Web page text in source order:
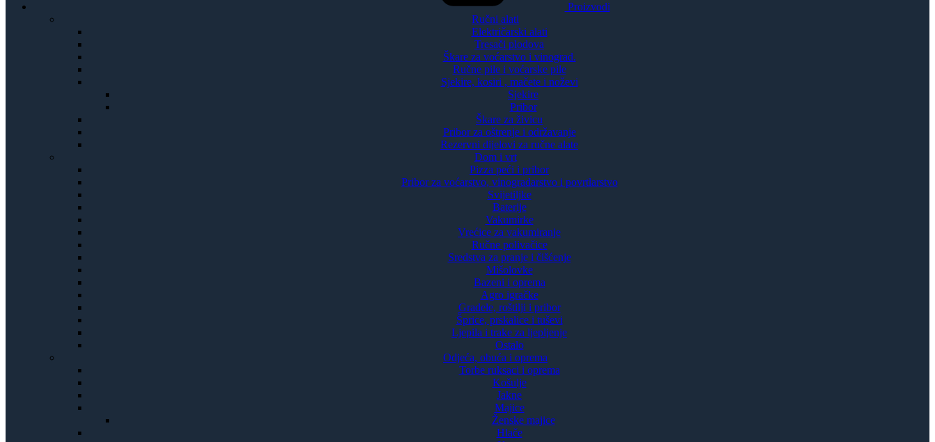
Proizvodi
Ručni alati
Električarski alati
Tresači plodova
Škare za voćarstvo i vinograd.
Ručne pile i voćarske pile
Sjekire, kosiri , mačete i noževi
Sjekire
Pribor
Škare za živicu
Pribor za oštrenje i održavanje
Rezervni dijelovi za ručne alate
Dom i vrt
Pizza peći i pribor
Pribor za voćarstvo, vinogradarstvo i povrtlarstvo
Svijetiljke
Baterije
Vakumirke
Vrećice za vakumiranje
Ručne polivačice
Sredstva za pranje i čišćenje
Mišolovke
Bazeni i oprema
Agro igračke
Gradele, roštilji i pribor
Šprice, prskalice i tuševi
Ljepila i trake za ljepljenje
Ostalo
Odjeća, obuća i oprema
Torbe ruksaci i oprema
Košulje
Jakne
Majice
Ženske majice
Hlače